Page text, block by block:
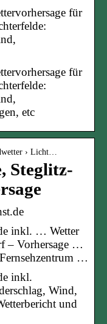
für
für
etc
› Licht…
Steglitz-
inkl. … Wetter
– Vorhersage …
…
inkl.
Wind,
und